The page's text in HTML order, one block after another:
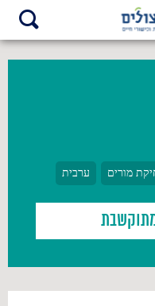
מורים ערבית